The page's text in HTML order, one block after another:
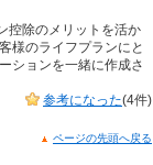
控除のメリットを活か
様のライフプランにと
ションを一緒に作成さ
参考になった(4件)
ページの先頭へ戻る